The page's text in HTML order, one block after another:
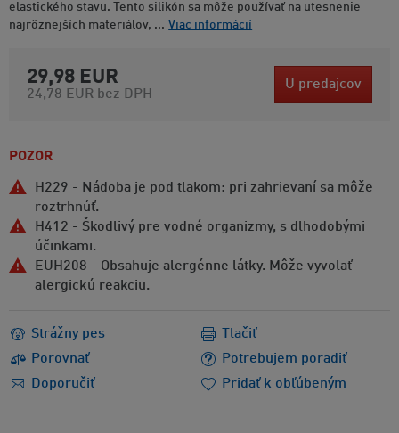
elastického stavu. Tento silikón sa môže používať na utesnenie
najrôznejších materiálov, ... Viac informácií
29,98 EUR
24,78 EUR bez DPH
U predajcov
H229 - Nádoba je pod tlakom: pri zahrievaní sa môže
roztrhnúť.
H412 - Škodlivý pre vodné organizmy, s dlhodobými
účinkami.
EUH208 - Obsahuje alergénne látky. Môže vyvolať
alergickú reakciu.
POZOR
Strážny pes
Porovnať
Potrebujem poradiť
Doporučiť
Tlačiť
Pridať k obľúbeným